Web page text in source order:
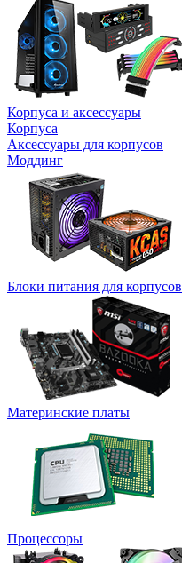
Корпуса и аксессуары
Корпуса
Аксессуары для корпусов
Моддинг
Блоки питания для корпусов
Материнские платы
Процессоры